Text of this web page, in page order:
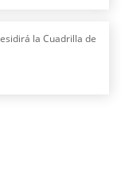
la Cuadrilla de